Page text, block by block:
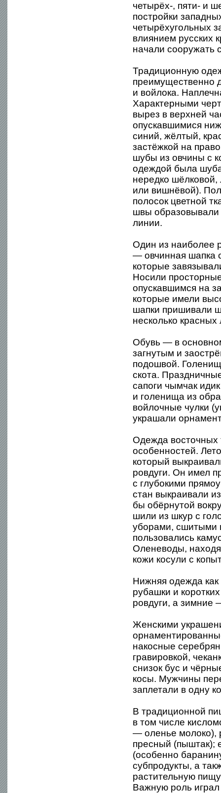
четырёх-, пяти- и
постройки
четырёхугольных
влиянием русских
начали сооружать
Традиционную
преимущественно
и войлока.
Характерными
вырез в верхней
опускавшимися
синий, жёлтый,
застёжкой на
шубы из овчины с
одеждой была шуба
нередко
или вишнёвой).
полосок цветной
швы образовывали
линии.
Один из наиболее
— овчинная шапка
которые
Носили
опускавшимся на
которые имели
шапки пришивали
несколько
Обувь — в
загнутым и
подошвой.
скота.
сапоги чымчак
и голенища из
войлочные чулки
украшали
Одежда восточных
особенностей.
который
ровдуги. Он имел
с глубокими
стан выкраивали
бы обёрнутой
шили из шкур с
уборами, сшитыми
пользовались
Оленеводы,
кожи косули с
Нижняя одежда как
рубашки и
ровдуги, а зимние
Женскими
накосные
гравировкой,
снизок бус и
косы. Мужчины
заплетали в одну
В традиционной
в том числе
— оленье молоко),
пресный (пыштак);
(особенно
субпродукты, а
растительную
Важную роль